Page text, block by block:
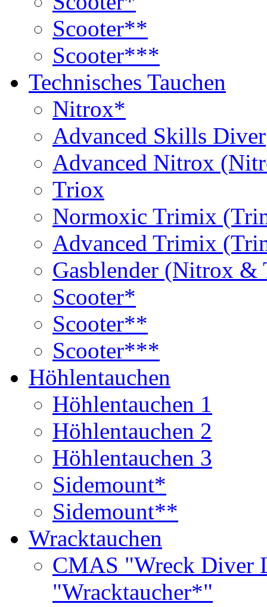
Scooter**
Scooter***
Technisches Tauchen
Nitrox*
Advanced Skills Diver
Advanced Nitrox
Triox
Normoxic Trimix
Advanced Trimix
Gasblender (Nitrox
Scooter*
Scooter**
Scooter***
Höhlentauchen
Höhlentauchen 1
Höhlentauchen 2
Höhlentauchen 3
Sidemount*
Sidemount**
Wracktauchen
CMAS "Wreck Diver
"Wracktaucher*"